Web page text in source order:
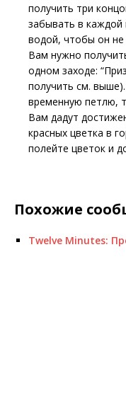
получить три
забывать в каждой
водой, чтобы он не
Вам нужно
одном заходе:
получить см.
временную петлю,
Вам дадут
красных цветка в
полейте цветок и
Похожие
Twelve Minutes: